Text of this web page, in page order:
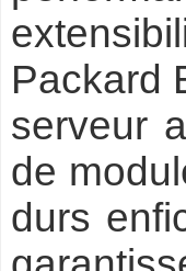
Packard
serveur
de
durs